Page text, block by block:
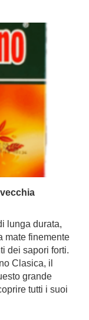
lunga durata,
mate finemente
dei sapori forti.
Clasica, il
grande
tutti i suoi